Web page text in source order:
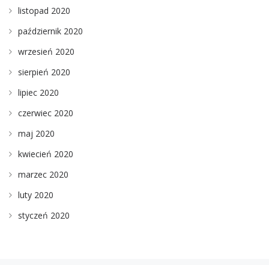
listopad 2020
październik 2020
wrzesień 2020
sierpień 2020
lipiec 2020
czerwiec 2020
maj 2020
kwiecień 2020
marzec 2020
luty 2020
styczeń 2020